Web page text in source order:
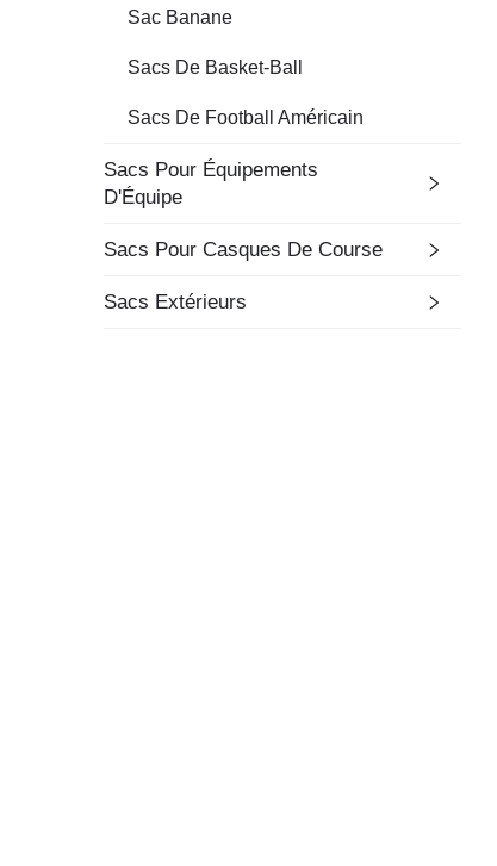
Sac Banane
Sacs De Basket-Ball
Sacs De Football Américain
Sacs Pour Équipements
D'Équipe
Sacs Pour Casques De Course
Sacs Extérieurs